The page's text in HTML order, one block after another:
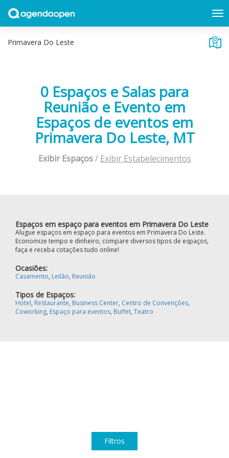
Filtros
0 Espaços e Salas para
Reunião e Evento em
Espaços de eventos em
Primavera Do Leste, MT
Exibir Espaços/ Exibir Estabelecimentos
Espaços em espaço para eventos em Primavera Do Leste
Alugue espaços em espaço para eventos em Primavera Do Leste.
Economize tempo e dinheiro, compare diversos tipos de espaços,
faça e receba cotações tudo online!
Ocasiões:
Casamento, Leilão, Reunião
Tipos de Espaços:
Hotel, Restaurante, Business Center, Centro de Convenções,
Coworking, Espaço para eventos, Buffet, Teatro